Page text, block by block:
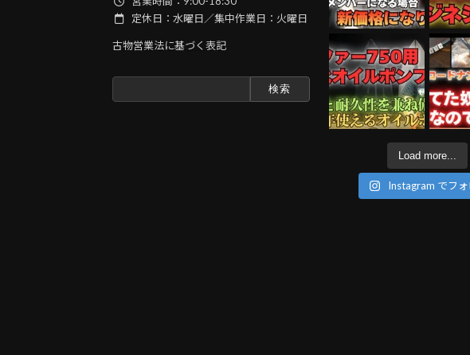
定休日：水曜日／集中作業日：火曜日
古物営業法に基づく表記
検
Load more...
Instagram でフ